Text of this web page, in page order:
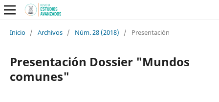
Inicio / Archivos / Núm. 28 (2018) / Presentación
Presentación Dossier "Mundos
comunes"